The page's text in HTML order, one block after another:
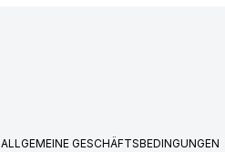
ALLGEMEINE GESCHÄFTSBEDINGUNGEN